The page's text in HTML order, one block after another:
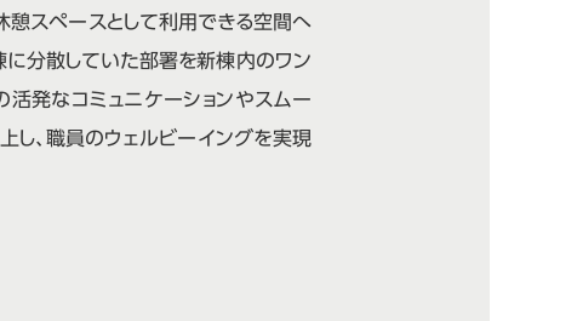
憩スペースとして利用できる空間へ
に分散していた部署を新棟内のワン
活発なコミュニケーションやスムー
し、職員のウェルビーイングを実現